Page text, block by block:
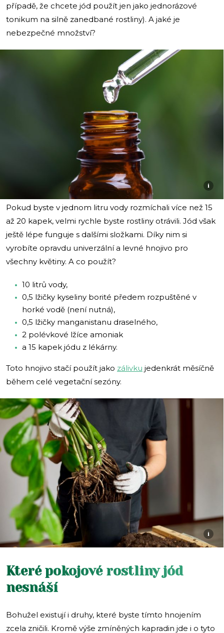
případě, že chcete jód použít jen jako jednorázové
tonikum na silně zanedbané rostliny). A jaké je
nebezpečné množství?
i
Pokud byste v jednom litru vody rozmíchali více než 15
až 20 kapek, velmi rychle byste rostliny otrávili. Jód však
ještě lépe funguje s dalšími složkami. Díky nim si
vyrobíte opravdu univerzální a levné hnojivo pro
všechny květiny. A co použít?
10 litrů vody,
0,5 lžičky kyseliny borité předem rozpuštěné v
horké vodě (není nutná),
0,5 lžičky manganistanu draselného,
2 polévkové lžíce amoniak
a 15 kapek jódu z lékárny.
Toto hnojivo stačí použít jako zálivku jedenkrát měsíčně
během celé vegetační sezóny.
i
Které pokojové rostliny jód
nesnáší
Bohužel existují i druhy, které byste tímto hnojením
zcela zničili. Kromě výše zmíněných kapradin jde i o tyto